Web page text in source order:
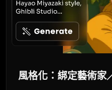
風格化：綁定藝術家